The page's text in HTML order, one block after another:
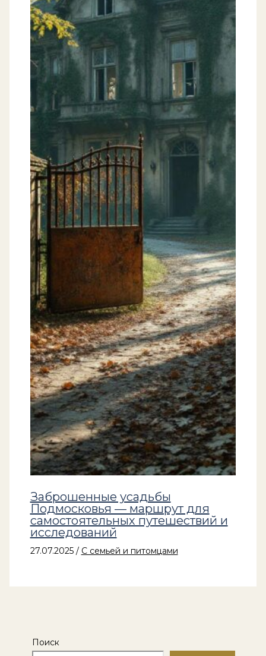
Заброшенные усадьбы
Подмосковья — маршрут для
самостоятельных путешествий и
исследований
27.07.2025 / С семьей и питомцами
Поиск